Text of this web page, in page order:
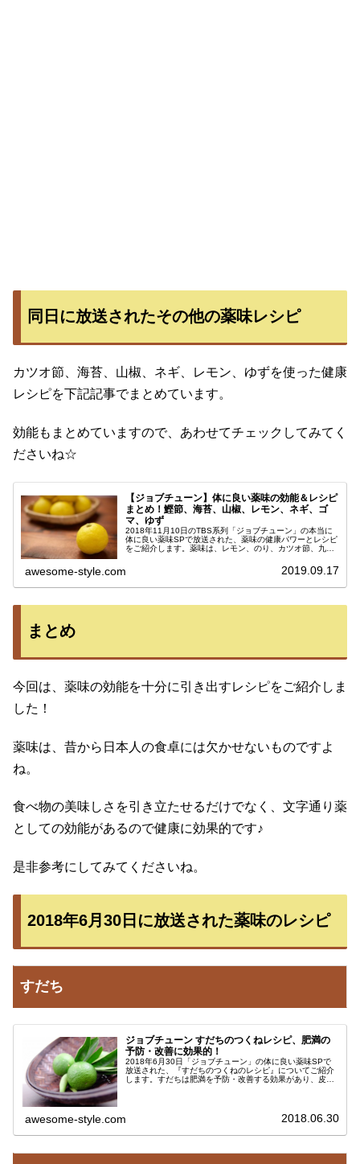
同日に放送されたその他の薬味レシピ
カツオ節、海苔、山椒、ネギ、レモン、ゆずを使った健康
レシピを下記記事でまとめています。
効能もまとめていますので、あわせてチェックしてみてく
ださいね☆
【ジョブチューン】体に良い薬味の効能＆レシピ
まとめ！鰹節、海苔、山椒、レモン、ネギ、ゴ
マ、ゆず
2018年11月10日のTBS系列「ジョブチューン」の本当に
体に良い薬味SPで放送された、薬味の健康パワーとレシピ
をご紹介します。薬味は、レモン、のり、カツオ節、九条
awesome-style.com 2019.09.17
まとめ
今回は、薬味の効能を十分に引き出すレシピをご紹介しま
した！
薬味は、昔から日本人の食卓には欠かせないものですよ
ね。
食べ物の美味しさを引き立たせるだけでなく、文字通り薬
としての効能があるので健康に効果的です♪
是非参考にしてみてくださいね。
2018年6月30日に放送された薬味のレシピ
すだち
ジョブチューン すだちのつくねレシピ、肥満の
予防・改善に効果的！
2018年6月30日「ジョブチューン」の体に良い薬味SPで
放送された、『すだちのつくねのレシピ』についてご紹介
します。すだちは肥満を予防・改善する効果があり、皮ご
awesome-style.com 2018.06.30